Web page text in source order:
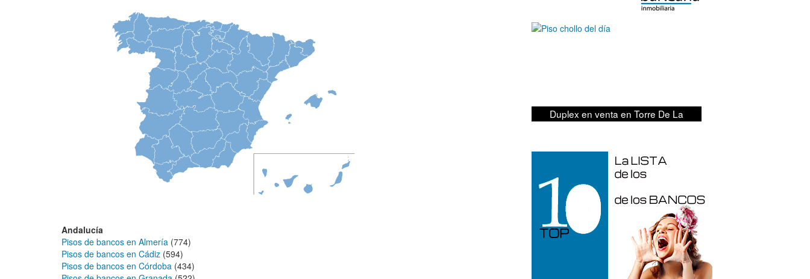
Andalucía
Pisos de bancos en Almería (774)
Pisos de bancos en Cádiz (594)
Pisos de bancos en Córdoba (434)
Duplex en venta en Torre De La